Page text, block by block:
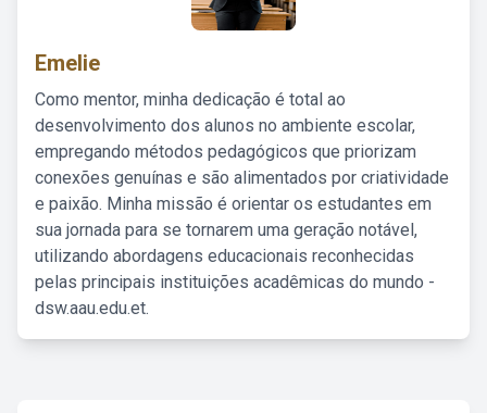
Emelie
Como mentor, minha dedicação é total ao
desenvolvimento dos alunos no ambiente escolar,
empregando métodos pedagógicos que priorizam
conexões genuínas e são alimentados por criatividade
e paixão. Minha missão é orientar os estudantes em
sua jornada para se tornarem uma geração notável,
utilizando abordagens educacionais reconhecidas
pelas principais instituições acadêmicas do mundo -
dsw.aau.edu.et.